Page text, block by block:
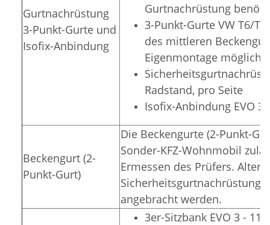
Gurtnachrüstung
3-Punkt-Gurte und
Isofix-Anbindung
Gurtnachrüstung
3-Punkt-Gurte VW T6/
des mittleren
Eigenmontage möglich)
Radstand, pro Seite
Isofix-Anbindung EVO
Beckengurt (2-
Punkt-Gurt)
Die Beckengurte (2-Punkt-
Sonder-KFZ-Wohnmobil
Ermessen des Prüfers.
Sicherheitsgurtnachrüstung
angebracht werden.
3er-Sitzbank EVO 3 -